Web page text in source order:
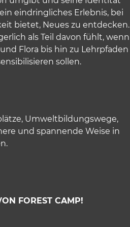
eindringliches Erlebnis, bei
bietet, Neues zu entdecken.
als Teil davon fühlt, wenn
Flora bis hin zu Lehrpfaden
sollen.
Umweltbildungswege,
und spannende Weise in
FOREST CAMP!